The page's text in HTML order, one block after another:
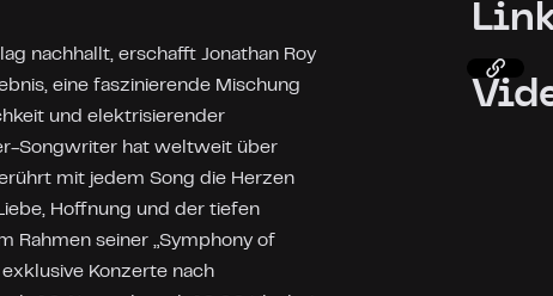
nachhallt, erschafft Jonathan Roy
eine faszinierende Mischung
und elektrisierender
Songwriter hat weltweit über
mit jedem Song die Herzen
Hoffnung und der tiefen
Rahmen seiner „Symphony of
Konzerte nach